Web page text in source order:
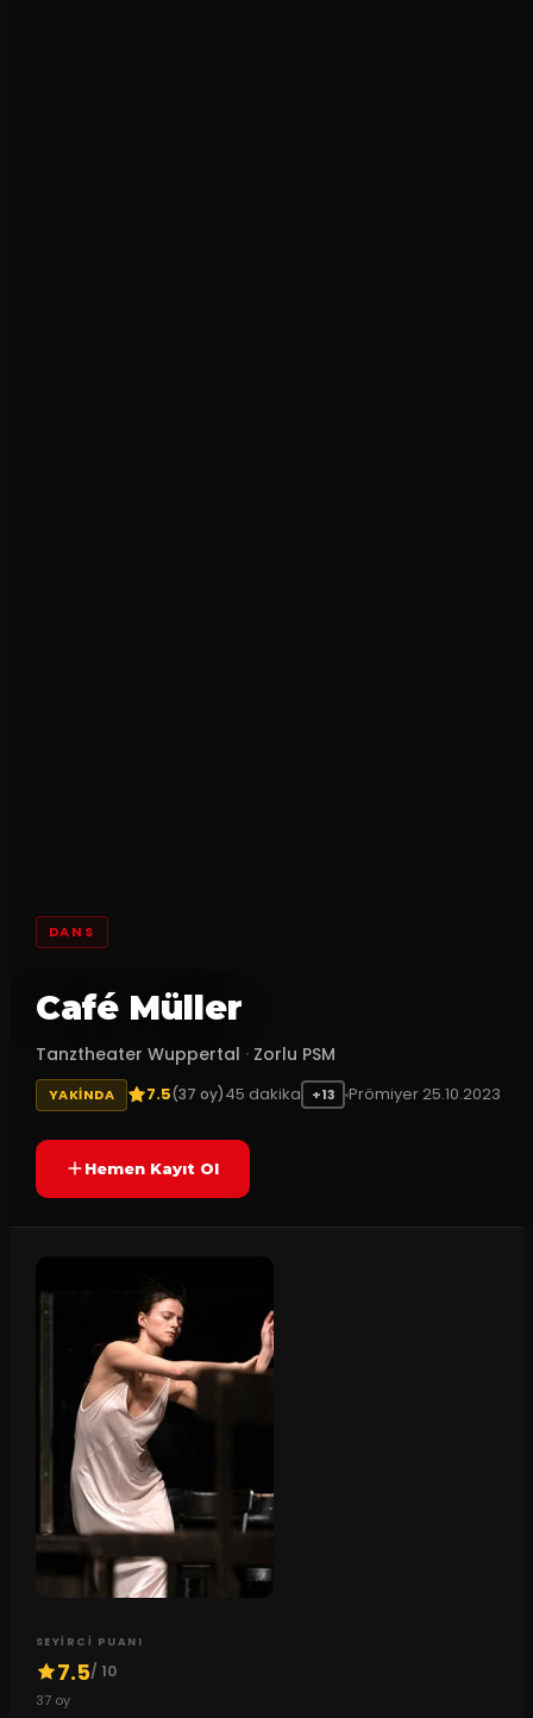
DANS
Café Müller
Tanztheater Wuppertal · Zorlu PSM
YAKINDA 7.5(37 oy)45 dakika +13 Prömiyer 25.10.2023
Hemen Kayıt Ol
SEYIRCI PUANI
7.5/ 10
37oy